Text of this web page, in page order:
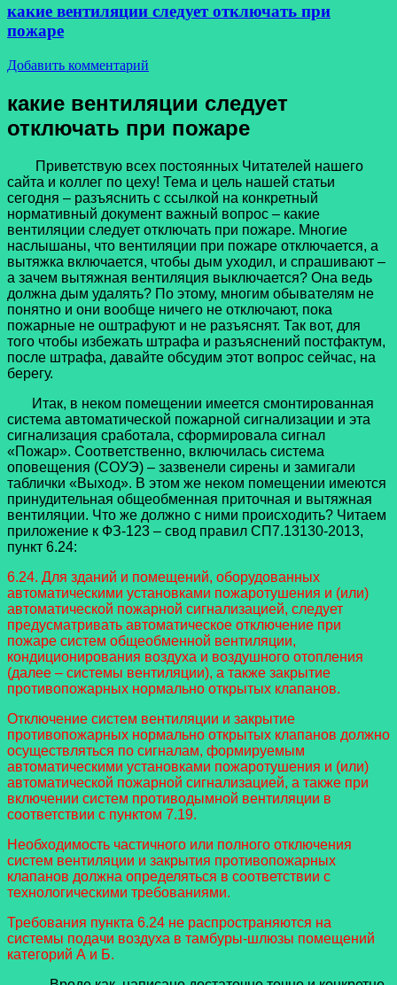
какие вентиляции следует отключать при
пожаре
Добавить комментарий
какие вентиляции следует
отключать при пожаре
Приветствую всех постоянных Читателей нашего
сайта и коллег по цеху! Тема и цель нашей статьи
сегодня – разъяснить с ссылкой на конкретный
нормативный документ важный вопрос – какие
вентиляции следует отключать при пожаре. Многие
наслышаны, что вентиляции при пожаре отключается, а
вытяжка включается, чтобы дым уходил, и спрашивают –
а зачем вытяжная вентиляция выключается? Она ведь
должна дым удалять? По этому, многим обывателям не
понятно и они вообще ничего не отключают, пока
пожарные не оштрафуют и не разъяснят. Так вот, для
того чтобы избежать штрафа и разъяснений постфактум,
после штрафа, давайте обсудим этот вопрос сейчас, на
берегу.
Итак, в неком помещении имеется смонтированная
система автоматической пожарной сигнализации и эта
сигнализация сработала, сформировала сигнал
«Пожар». Соответственно, включилась система
оповещения (СОУЭ) – зазвенели сирены и замигали
таблички «Выход». В этом же неком помещении имеются
принудительная общеобменная приточная и вытяжная
вентиляции. Что же должно с ними происходить? Читаем
приложение к ФЗ-123 – свод правил СП7.13130-2013,
пункт 6.24:
6.24. Для зданий и помещений, оборудованных
автоматическими установками пожаротушения и (или)
автоматической пожарной сигнализацией, следует
предусматривать автоматическое отключение при
пожаре систем общеобменной вентиляции,
кондиционирования воздуха и воздушного отопления
(далее – системы вентиляции), а также закрытие
противопожарных нормально открытых клапанов.
Отключение систем вентиляции и закрытие
противопожарных нормально открытых клапанов должно
осуществляться по сигналам, формируемым
автоматическими установками пожаротушения и (или)
автоматической пожарной сигнализацией, а также при
включении систем противодымной вентиляции в
соответствии с пунктом 7.19.
Необходимость частичного или полного отключения
систем вентиляции и закрытия противопожарных
клапанов должна определяться в соответствии с
технологическими требованиями.
Требования пункта 6.24 не распространяются на
системы подачи воздуха в тамбуры-шлюзы помещений
категорий А и Б.